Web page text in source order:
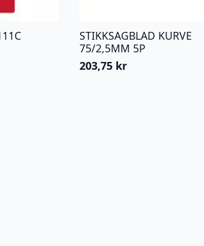
STIKKSAGBLAD KURVE
75/2,5MM 5P
203,75 kr